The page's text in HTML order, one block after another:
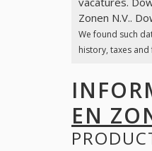
Zonen N.V..
We found such
history, taxes
EN